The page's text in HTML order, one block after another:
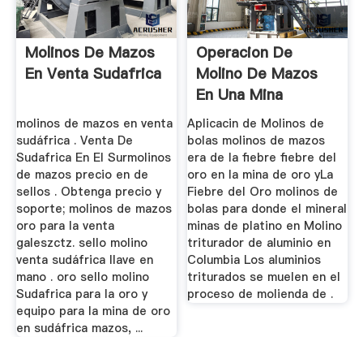
Molinos De Mazos
En Venta Sudafrica
molinos de mazos en venta
sudáfrica . Venta De
Sudafrica En El Surmolinos
de mazos precio en de
sellos . Obtenga precio y
soporte; molinos de mazos
oro para la venta
galeszctz. sello molino
venta sudáfrica llave en
mano . oro sello molino
Sudafrica para la oro y
equipo para la mina de oro
en sudáfrica mazos, ...
Operacion De
Molino De Mazos
En Una Mina
Aplicacin de Molinos de
bolas molinos de mazos
era de la fiebre fiebre del
oro en la mina de oro yLa
Fiebre del Oro molinos de
bolas para donde el mineral
minas de platino en Molino
triturador de aluminio en
Columbia Los aluminios
triturados se muelen en el
proceso de molienda de .